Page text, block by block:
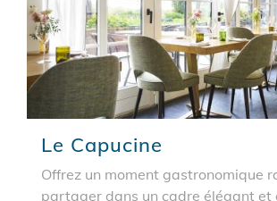
Le Capucine
Offrez un moment gastronomique
partager dans un cadre élégant et